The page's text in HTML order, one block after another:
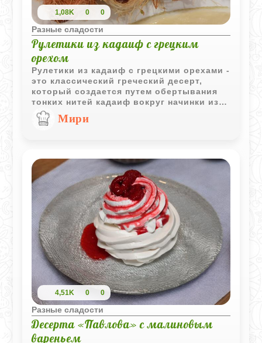
1,08K 0 0
Разные сладости
Рулетики из кадаиф с грецким
орехом
Рулетики из кадаиф с грецкими орехами -
это классический греческий десерт,
который создается путем обертывания
тонких нитей кадаиф вокруг начинки из
орехов и последующей пропитки
сладким сиропом. Этот десерт,
гарантированно удивит вас своим
уникальным вкусом!
Мири
4,51K 0 0
Разные сладости
Десерта «Павлова» с малиновым
вареньем